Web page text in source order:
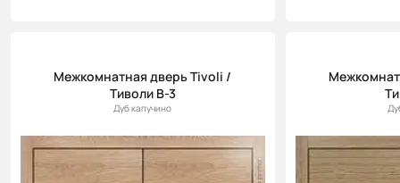
Межкомнатная дверь Tivoli /
Тиволи В-3
Дуб капучино